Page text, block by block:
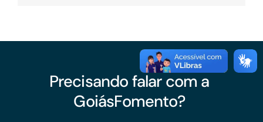
Precisando falar com a
GoiásFomento?